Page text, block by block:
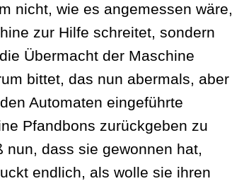
nicht, wie es angemessen wäre,
zur Hilfe schreitet, sondern
Übermacht der Maschine
bittet, das nun abermals, aber
Automaten eingeführte
Pfandbons zurückgeben zu
dass sie gewonnen hat,
endlich, als wolle sie ihren